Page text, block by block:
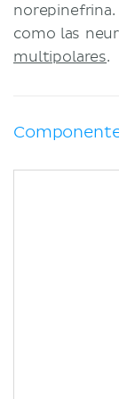
como las
multipolares.